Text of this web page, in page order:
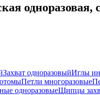
одноразовая,
Захват одноразовыйИглы
Петли многоразовые
одноразовыеЩипцы